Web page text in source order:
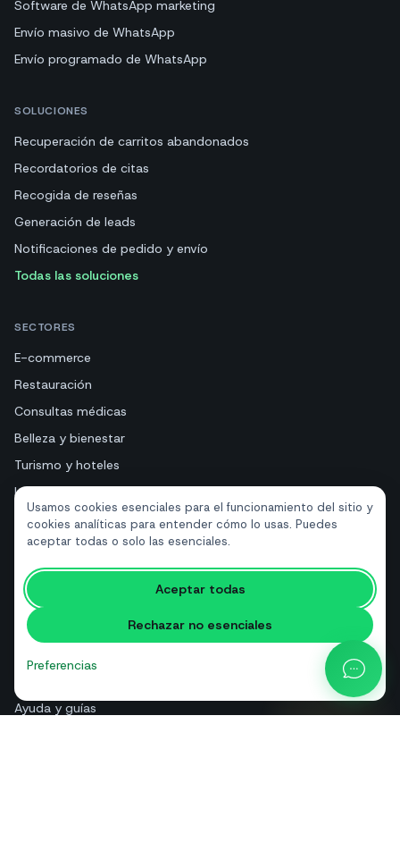
Usamos cookies esenciales para el funcionamiento del sitio y
cookies analíticas para entender cómo lo usas. Puedes
aceptar todas o solo las esenciales.
Aceptar todas
Rechazar no esenciales
Preferencias
Software de WhatsApp marketing
Envío masivo de WhatsApp
Envío programado de WhatsApp
SOLUCIONES
Recuperación de carritos abandonados
Recordatorios de citas
Recogida de reseñas
Generación de leads
Notificaciones de pedido y envío
Todas las soluciones
SECTORES
E-commerce
Restauración
Consultas médicas
Belleza y bienestar
Turismo y hoteles
Inmobiliarias
RECURSOS
Herramientas gratuitas
Glosario
Comparativas
Ayuda y guías